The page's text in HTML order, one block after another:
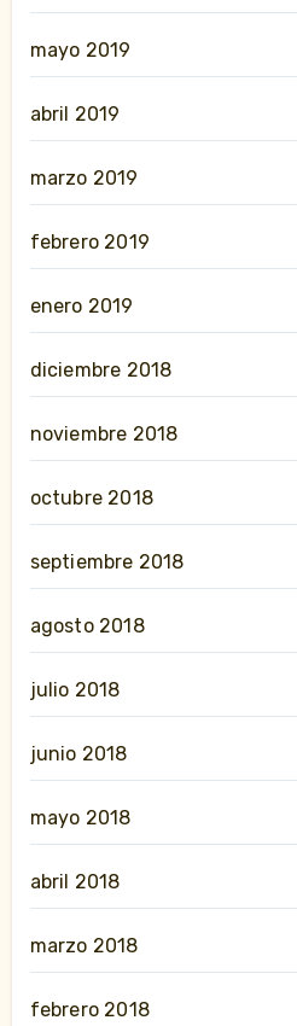
mayo 2019
abril 2019
marzo 2019
febrero 2019
enero 2019
diciembre 2018
noviembre 2018
octubre 2018
septiembre 2018
agosto 2018
julio 2018
junio 2018
mayo 2018
abril 2018
marzo 2018
febrero 2018